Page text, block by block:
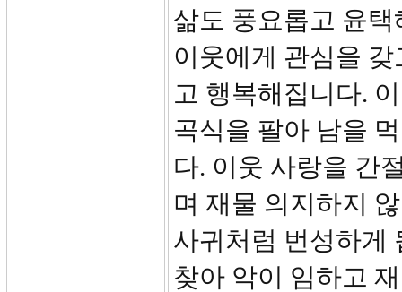
삶도 풍요롭고 윤
이웃에게 관심을
고 행복해집니다.
곡식을 팔아 남을
다. 이웃 사랑을 간
며 재물 의지하지
사귀처럼 번성하게
찾아 악이 임하고